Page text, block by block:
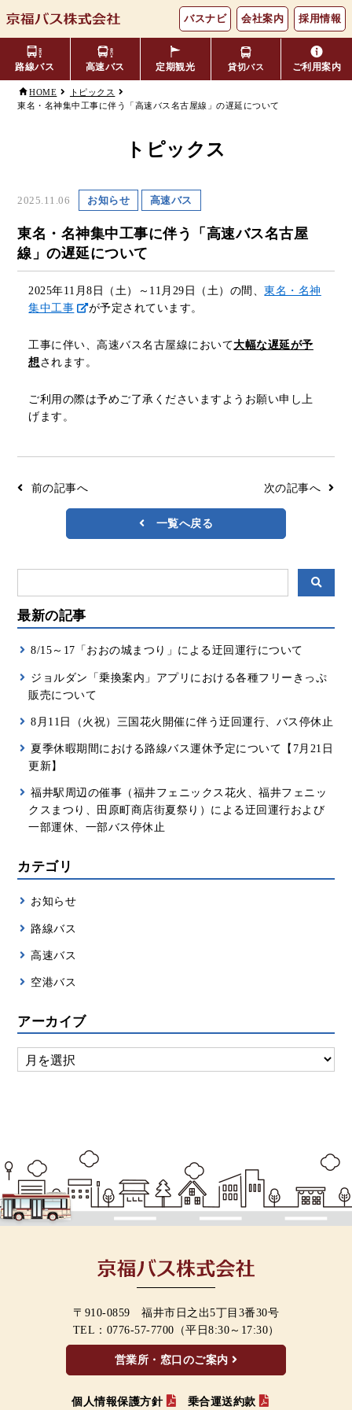
バスナビ 会社案内 採用情報
路線バス
のりば案内
季節・特別運行バス 配布時刻表
定期券 お得なきっぷ
リアルタイムバス位置＆時刻表
京福バスナビ 交通系ICカード
高速バス 定期観光 貸切バス ご利用案内
キャッシュレス対応
HOME
トピックス
東名・名神集中工事に伴う「高速バス名古屋線」の遅延について
トピックス
2025.11.06 お知らせ 高速バス
東名・名神集中工事に伴う「高速バス名古屋
線」の遅延について
2025年11月8日（土）～11月29日（土）の間、東名・名神
集中工事
が予定されています。
工事に伴い、高速バス名古屋線において大幅な遅延が予
想 されます。
ご利用の際は予めご了承くださいますようお願い申し上
げます。
前の記事へ 次の記事へ
一覧へ戻る
最新の記事
8/15～17「おおの城まつり」による迂回運行について
ジョルダン「乗換案内」アプリにおける各種フリーきっぷ
販売について
8月11日（火祝）三国花火開催に伴う迂回運行、バス停休止
夏季休暇期間における路線バス運休予定について【7月21日
更新】
福井駅周辺の催事（福井フェニックス花火、福井フェニッ
クスまつり、田原町商店街夏祭り）による迂回運行および
一部運休、一部バス停休止
カテゴリ
お知らせ
路線バス
高速バス
空港バス
アーカイブ
〒910-0859 福井市日之出5丁目3番30号
TEL： 0776-57-7700 （平日8:30～17:30）
営業所・窓口のご案内
個人情報保護方針 乗合運送約款